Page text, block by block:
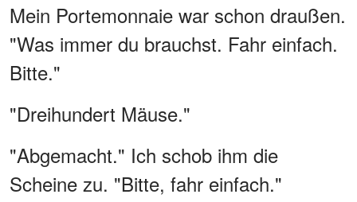
Mein Portemonnaie war schon draußen.
"Was immer du brauchst. Fahr einfach.
Bitte."
"Dreihundert Mäuse."
"Abgemacht." Ich schob ihm die
Scheine zu. "Bitte, fahr einfach."